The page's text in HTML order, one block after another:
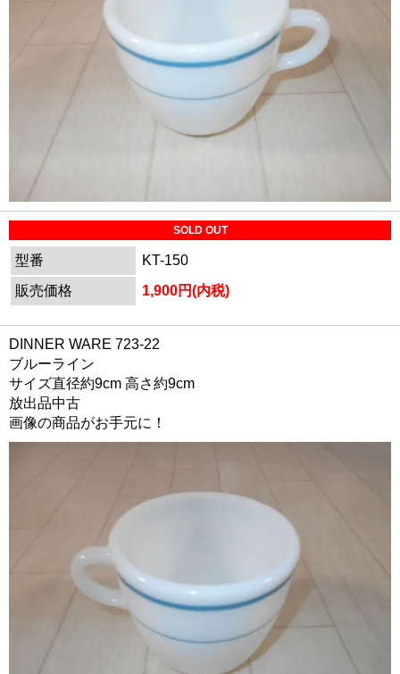
SOLD OUT
型番
KT-150
販売価格
1,900円(内税)
DINNER WARE 723-22
ブルーライン
サイズ直径約9cm 高さ約9cm
放出品中古
画像の商品がお手元に！